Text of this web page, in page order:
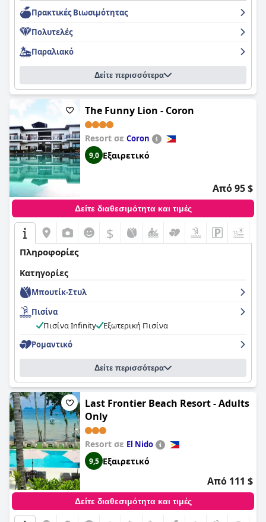
Πρακτικές Bιωσιμότητας
Πολυτελές
Παραλιακό
Δείτε περισσότερα
The Funny Lion - Coron
Resort σε Coron
9,0 Εξαιρετικό
Από 95 $
Δείτε διαθεσιμότητα και τιμές
$
Πληροφορίες
Κατηγορίες
Μπουτίκ-Στυλ
Πισίνα
Πισίνα Infinity
Εξωτερική Πισίνα
Ρομαντικό
Δείτε περισσότερα
Last Frontier Beach Resort - Adults
Only
Resort σε El Nido
9,5 Εξαιρετικό
Από 111 $
Δείτε διαθεσιμότητα και τιμές